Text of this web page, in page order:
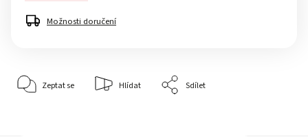
Možnosti doručení
Zeptat se Hlídat Sdílet